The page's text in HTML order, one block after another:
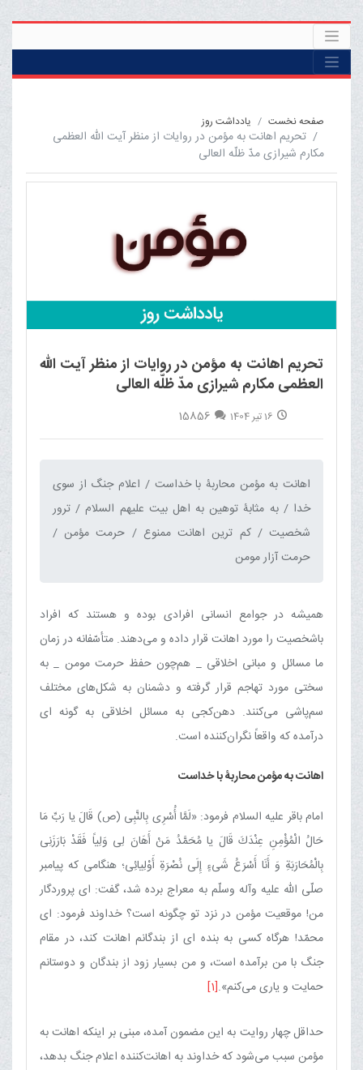
صفحه نخست یادداشت روز
تحریم اهانت به مؤمن در روایات از منظر آیت الله العظمی
مکارم شیرازی مدّ ظلّه العالی
تحریم اهانت به مؤمن در روایات از منظر آیت الله
العظمی مکارم شیرازی مدّ ظلّه العالی
16 تیر 1404 15856
اهانت به مؤمن محاربۀ با خداست / اعلام جنگ از سوی
خدا / به مثابۀ توهین به اهل بیت علیهم السلام / ترور
شخصیت / كم ترین اهانت ممنوع / حرمت مؤمن /
حرمت آزار مومن‌
همیشه در جوامع انسانی افرادی بوده و هستند كه افراد
باشخصیت را مورد اهانت‏ قرار داده و می‌دهند. متأسّفانه در زمان
ما مسائل و مبانی اخلاقی _ هم‌چون حفظ حرمت مومن _ به
سختی مورد تهاجم قرار گرفته و دشمنان به شكل‌های مختلف
سم‌پاشی می‌كنند. دهن‌کجی به مسائل اخلاقی به گونه ای
درآمده كه واقعاً نگران‌كننده است.
اهانت به مؤمن محاربۀ با خداست
امام باقر علیه السلام فرمود: «لَمَّا أُسْرِی بِالنَّبِی (ص) قَالَ یا رَبِّ مَا
حَالُ الْمُؤْمِنِ عِنْدَكَ قَالَ یا مُحَمَّدُ مَنْ أَهَانَ لِی وَلِیاً فَقَدْ بَارَزَنِی
بِالْمُحَارَبَةِ وَ أَنَا أَسْرَعُ شَی‌ءٍ إِلَی نُصْرَةِ أَوْلِیائِی؛ هنگامی كه پیامبر
صلّی الله علیه وآله وسلّم به معراج برده شد، گفت: ای پروردگار
من! موقعیت مؤمن در نزد تو چگونه است‌؟ خداوند فرمود: ای
محمّد! هرگاه كسی به بنده ای از بندگانم اهانت كند، در مقام
جنگ با من برآمده است، و من بسیار زود از بندگان و دوستانم
حمایت و یاری می‌كنم».[1]
حداقل چهار روایت به این مضمون آمده، مبنی بر اینكه اهانت به
مؤمن سبب می‌شود كه خداوند به اهانت‌كننده اعلام جنگ بدهد،